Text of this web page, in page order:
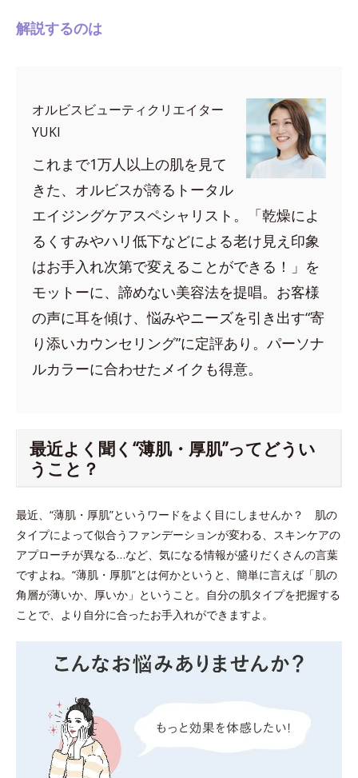
解説するのは
オルビスビューティクリエイター
YUKI
これまで1万人以上の肌を見て
きた、オルビスが誇るトータル
エイジングケアスペシャリスト。「乾燥によ
るくすみやハリ低下などによる老け見え印象
はお手入れ次第で変えることができる！」を
モットーに、諦めない美容法を提唱。お客様
の声に耳を傾け、悩みやニーズを引き出す“寄
り添いカウンセリング”に定評あり。パーソナ
ルカラーに合わせたメイクも得意。
最近よく聞く“薄肌・厚肌”ってどうい
うこと？
最近、“薄肌・厚肌”というワードをよく目にしませんか？ 肌の
タイプによって似合うファンデーションが変わる、スキンケアの
アプローチが異なる…など、気になる情報が盛りだくさんの言葉
ですよね。“薄肌・厚肌”とは何かというと、簡単に言えば「肌の
角層が薄いか、厚いか」ということ。自分の肌タイプを把握する
ことで、より自分に合ったお手入れができますよ。